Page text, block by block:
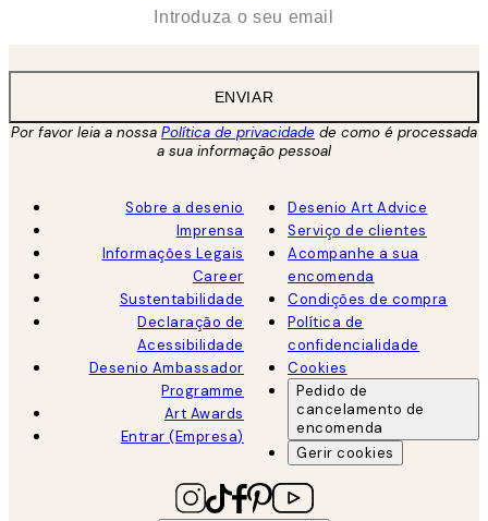
ENVIAR
Por favor leia a nossa Política de privacidade de como é processada
a sua informação pessoal
Sobre a desenio
Imprensa
Informações Legais
Career
Sustentabilidade
Declaração de
Acessibilidade
Desenio Ambassador
Programme
Art Awards
Entrar (Empresa)
Desenio Art Advice
Serviço de clientes
Acompanhe a sua
encomenda
Condições de compra
Política de
confidencialidade
Cookies
Pedido de
cancelamento de
encomenda
Gerir cookies